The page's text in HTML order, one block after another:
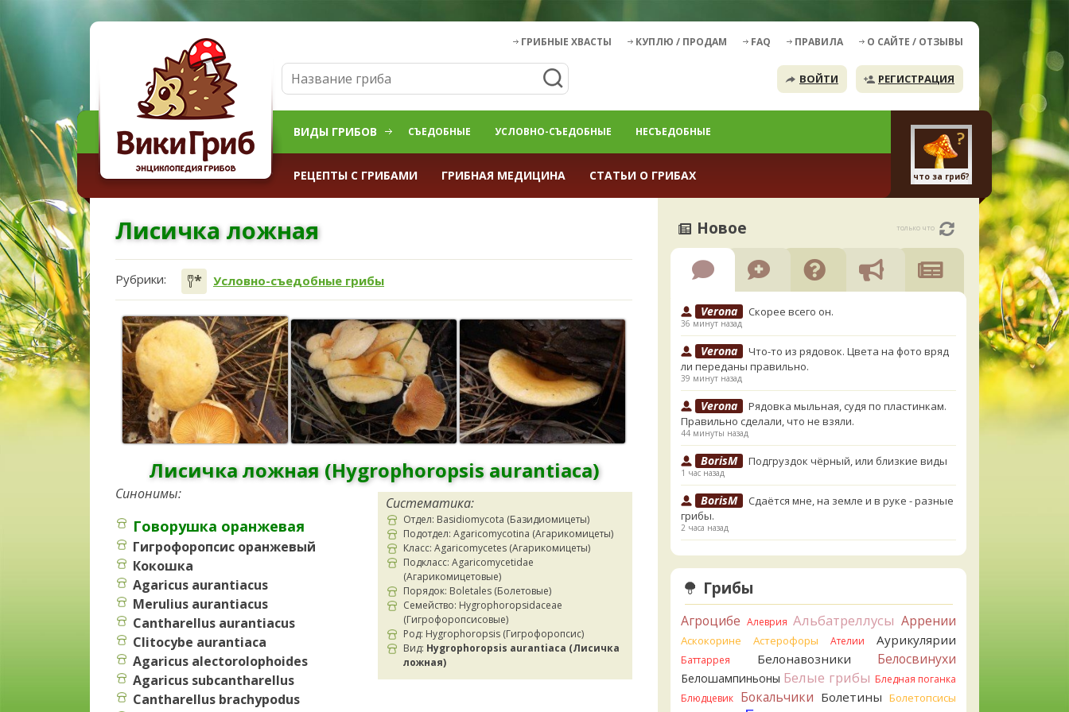
ГРИБНЫЕ ХВАСТЫ КУПЛЮ / ПРОДАМ FAQ ПРАВИЛА О САЙТЕ / ОТЗЫВЫ
ВОЙТИ РЕГИСТРАЦИЯ
ВИДЫ ГРИБОВ СЪЕДОБНЫЕ УСЛОВНО-СЪЕДОБНЫЕ НЕСЪЕДОБНЫЕ
РЕЦЕПТЫ С ГРИБАМИ ГРИБНАЯ МЕДИЦИНА СТАТЬИ О ГРИБАХ что за гриб?
Лисичка ложная
Рубрики: Условно-съедобные грибы
Лисичка ложная (Hygrophoropsis aurantiaca)
Систематика:
Отдел: Basidiomycota (Базидиомицеты)
Подотдел: Agaricomycotina (Агарикомицеты)
Класс: Agaricomycetes (Агарикомицеты)
Подкласс: Agaricomycetidae
(Агарикомицетовые)
Порядок: Boletales (Болетовые)
Семейство: Hygrophoropsidaceae
(Гигрофоропсисовые)
Род: Hygrophoropsis (Гигрофоропсис)
Вид: Hygrophoropsis aurantiaca (Лисичка
ложная)
Синонимы:
Говорушка оранжевая
Гигрофоропсис оранжевый
Кокошка
Agaricus aurantiacus
Merulius aurantiacus
Cantharellus aurantiacus
Clitocybe aurantiaca
Agaricus alectorolophoides
Agaricus subcantharellus
Cantharellus brachypodus
Новое только что
Verona Скорее всего он.
36 минут назад
Verona
Что-то из рядовок. Цвета на фото вряд
ли переданы правильно.
39 минут назад
Verona
Рядовка мыльная, судя по пластинкам.
Правильно сделали, что не взяли.
44 минуты назад
BorisM Подгруздок чёрный, или близкие виды
1 час назад
BorisM
Сдаётся мне, на земле и в руке - разные
грибы.
2 часа назад
Кирилл
Вони не было, но вода и гриб при варке
начали желтеть. Выкинул. Большое спасибо.
3 часа назад
Кирилл
3 часа назад
Tatiana_A
Да. Но они не все безоговорочно
съедобны.
3 часа назад
Tatiana_A
В следующий раз вырвите его
Грибы
Агроцибе Алеврия Альбатреллусы Аррении
Аскокорине Астерофоры Ателии Аурикулярии
Баттаррея Белонавозники Белосвинухи
Белошампиньоны Белые грибы Бледная поганка
Блюдцевик
Бокальчики Болетины Болетопсисы